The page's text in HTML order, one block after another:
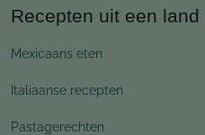
Recepten uit een land
Mexicaans eten
Italiaanse recepten
Pastagerechten